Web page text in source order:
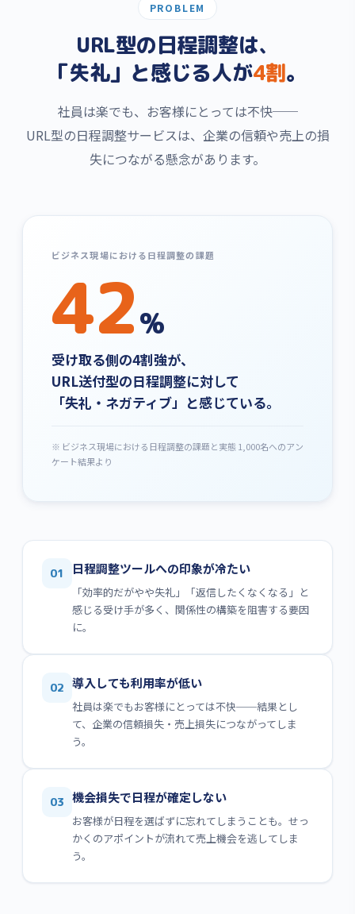
PROBLEM
URL型の日程調整は、
「失礼」と感じる人が4割。
社員は楽でも、お客様にとっては不快──
URL型の日程調整サービスは、企業の信頼や売上の損
失につながる懸念があります。
ビジネス現場における日程調整の課題
42%
受け取る側の4割強が、
URL送付型の日程調整に対して
「失礼・ネガティブ」と感じている。
※ ビジネス現場における日程調整の課題と実態 1,000名へのアン
ケート結果より
01 日程調整ツールへの印象が冷たい
「効率的だがやや失礼」「返信したくなくなる」と
感じる受け手が多く、関係性の構築を阻害する要因
に。
02 導入しても利用率が低い
社員は楽でもお客様にとっては不快──結果とし
て、企業の信頼損失・売上損失につながってしま
う。
03 機会損失で日程が確定しない
お客様が日程を選ばずに忘れてしまうことも。せっ
かくのアポイントが流れて売上機会を逃してしま
う。